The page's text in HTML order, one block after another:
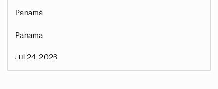
Panamá
Panama
Jul 24, 2026